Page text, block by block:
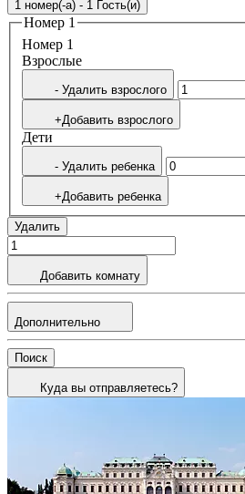
1 номер(-а) - 1 Гость(и)
Номер 1
Номер 1
Bзрослые
- Удалить взрослого
+Добавить взрослого
Дети
- Удалить ребенка
+Добавить ребенка
Удалить
Добавить комнату
Дополнительно
Поиск
Куда вы отправляетесь?